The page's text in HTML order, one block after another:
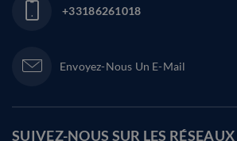
+33186261018
Envoyez-Nous Un E-Mail
SUIVEZ-NOUS SUR LES